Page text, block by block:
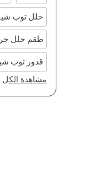
حلل توب
طقم حلل
قدور توب
مشاهدة الكل